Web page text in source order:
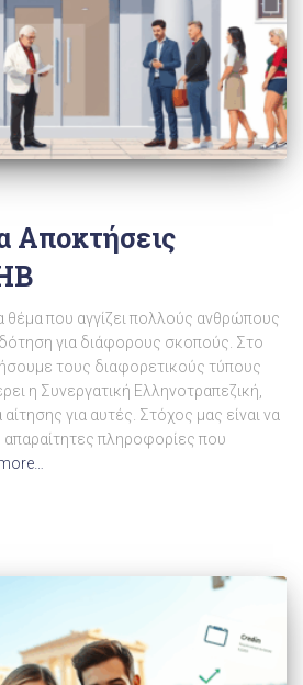
θέμα που αγγίζει πολλούς ανθρώπους
για διάφορους σκοπούς. Στο
τους διαφορετικούς τύπους
η Συνεργατική Ελληνοτραπεζική,
για αυτές. Στόχος μας είναι να
πληροφορίες που